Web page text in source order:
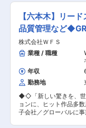
あります。 変更
の品質管理テストに関
ての工程に携わってい
はまず基本的なテスト
いただき、ゆくゆくは
行管理など、より責任あ
ます。 ■具体的な業務内容： ・ゲームテストプ
ランの立案…テスト計
に合わせたテスト項目
行管理…テストのスケジ
発生した際には適切な調
実施…ゲームの挙動確認
ションゲームのユーザ
が求められます。 ・バ
発チームに報告し、修
す。 ・ユーザビリティ
でなく、ユーザビリテ
【六本木】リー
品質管理など
日
株式会社ＷＦＳ
業種 / 職種
年収
勤務地
◆◇「新しい驚きを、世
ョンに、ヒット作品多
子会社／グローバルに事業